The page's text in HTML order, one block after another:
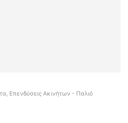
Επενδύσεις Ακινήτων - Παλιό